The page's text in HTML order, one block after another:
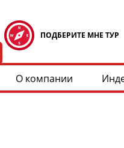
ПОДБЕРИТЕ МНЕ ТУР
О компании